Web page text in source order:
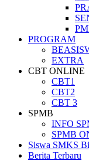
PROGRAM
EXTRA
CBT ONLINE
CBT1
CBT2
CBT 3
SPMB
INFO
SPMB
Siswa SMKS
Berita Terbaru